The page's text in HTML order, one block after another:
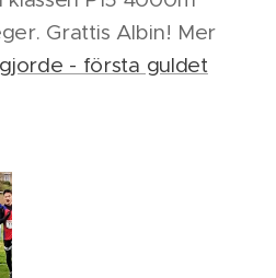
Grattis Albin! Mer
- första guldet